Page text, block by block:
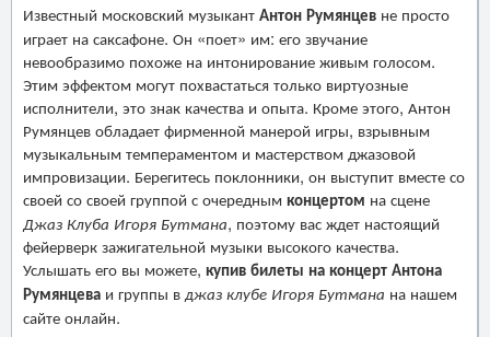
Известный московский музыкантАнтон Румянцев не просто
играет на саксафоне. Он «поет» им: его звучание
невообразимо похоже на интонирование живым голосом.
Этим эффектом могут похвастаться только виртуозные
исполнители, это знак качества и опыта. Кроме этого, Антон
Румянцев обладает фирменной манерой игры, взрывным
музыкальным темпераментом и мастерством джазовой
импровизации. Берегитесь поклонники, он выступит вместе со
своей со своей группой с очередным концертом на сцене
Джаз Клуба Игоря Бутмана, поэтому вас ждет настоящий
фейерверк зажигательной музыки высокого качества.
Услышать его вы можете, купив билеты на концерт Антона
Румянцева и группы в джаз клубе Игоря Бутмана на нашем
сайте онлайн.